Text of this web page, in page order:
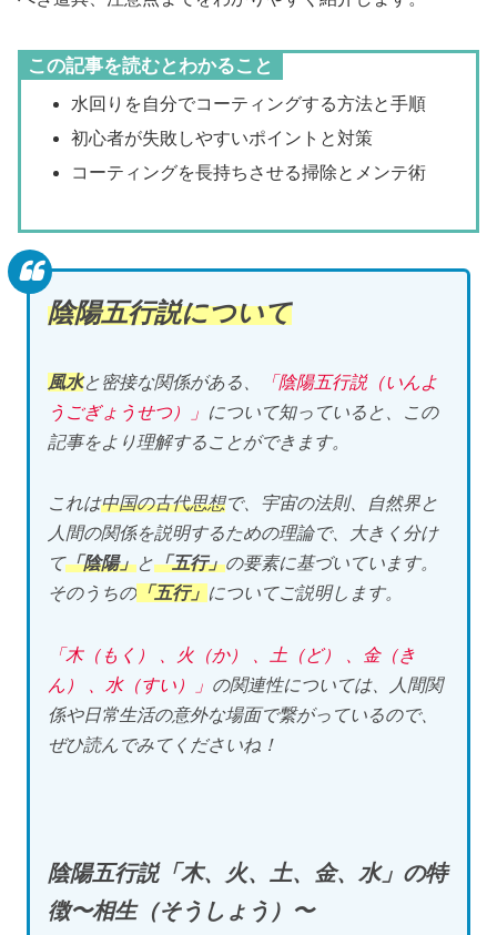
この記事を読むとわかること
水回りを自分でコーティングする方法と手順
初心者が失敗しやすいポイントと対策
コーティングを長持ちさせる掃除とメンテ術
陰陽五行説について
風水と密接な関係がある、
「陰陽五行説（いんよ
うごぎょうせつ）」 について知っていると、この
記事をより理解することができます。
これは中国の古代思想で、宇宙の法則、自然界と
人間の関係を説明するための理論で、大きく分け
て「陰陽」と「五行」の要素に基づいています。
そのうちの 「五行」 についてご説明します。
「木（もく） 、火（か） 、土（ど） 、金（き
ん） 、水（すい）」 の関連性については、人間関
係や日常生活の意外な場面で繋がっているので、
ぜひ読んでみてくださいね！
陰陽五行説「木、火、土、金、水」の特
徴〜相生（そうしょう）〜